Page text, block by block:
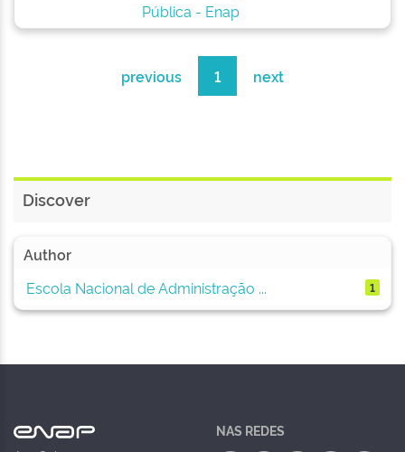
Pública - Enap
previous 1 next
Discover
Author
Escola Nacional de Administração ...
1
NAS REDES